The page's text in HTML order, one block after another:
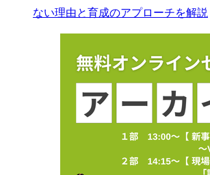
ない理由と育成のアプローチを解説